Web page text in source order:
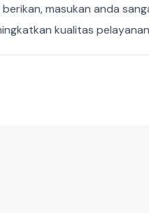
masukan anda
kualitas